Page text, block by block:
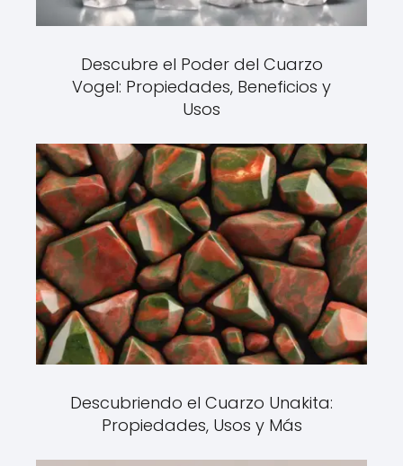
Descubre el Poder del Cuarzo
Vogel: Propiedades, Beneficios y
Usos
Descubriendo el Cuarzo Unakita:
Propiedades, Usos y Más